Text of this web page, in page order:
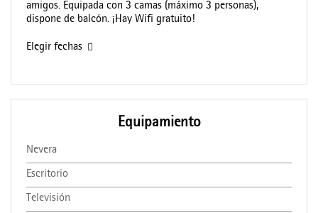
amigos. Equipada con 3 camas (máximo 3 personas),
dispone de balcón. ¡Hay Wifi gratuito!
Elegir fechas
Equipamiento
Nevera
Escritorio
Televisión